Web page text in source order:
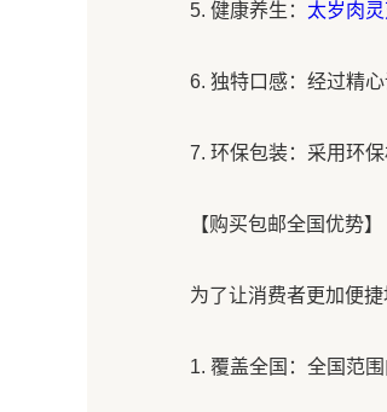
5. 健康养生： 太岁肉
6. 独特口感：经过精
7. 环保包装：采用环
【购买包邮全国优势】
为了让消费者更加便
1. 覆盖全国：全国范